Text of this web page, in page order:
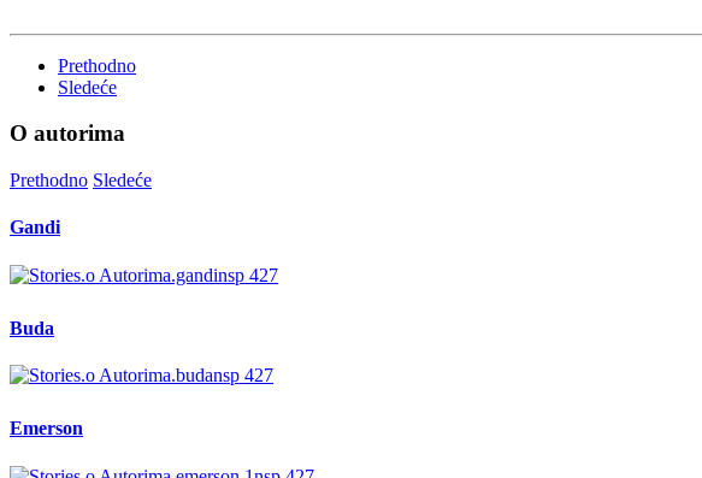
Prethodno
Sledeće
O autorima
Prethodno Sledeće
Gandi
Buda
Emerson